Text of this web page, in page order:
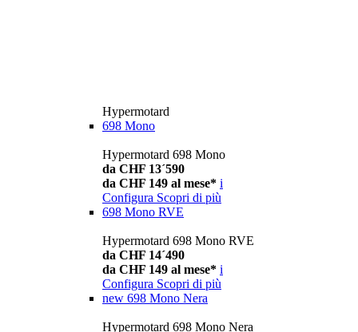
Hypermotard
698 Mono
Hypermotard 698 Mono
da CHF 13´590
da CHF 149 al mese* i
Configura Scopri di più
698 Mono RVE
Hypermotard 698 Mono RVE
da CHF 14´490
da CHF 149 al mese* i
Configura Scopri di più
new 698 Mono Nera
Hypermotard 698 Mono Nera